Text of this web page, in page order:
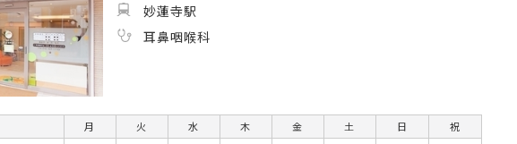
妙蓮寺駅
耳鼻咽喉科
月 火 水 木 金 土 日
祝